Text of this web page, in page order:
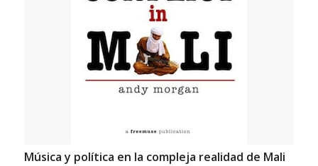
Música y política en la compleja realidad de Mali